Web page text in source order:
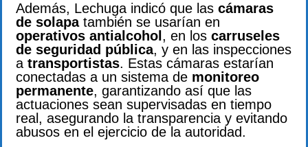
Además, Lechuga indicó que las cámaras
de solapatambién se usarían en
operativos antialcohol , en los carruseles
de seguridad pública, y en las inspecciones
a transportistas. Estas cámaras estarían
conectadas a un sistema de monitoreo
permanente, garantizando así que las
actuaciones sean supervisadas en tiempo
real, asegurando la transparencia y evitando
abusos en el ejercicio de la autoridad.